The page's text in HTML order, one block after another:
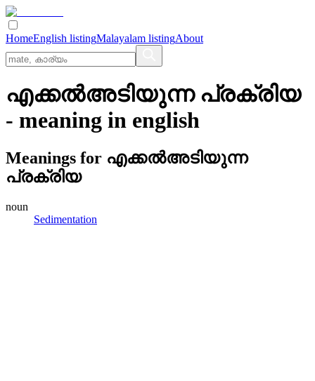
HomeEnglish listingMalayalam listingAbout
എക്കല്‍അടിയുന്ന പ്രക്രിയ
- meaning in english
Meanings for എക്കല്‍അടിയുന്ന
പ്രക്രിയ
noun
Sedimentation